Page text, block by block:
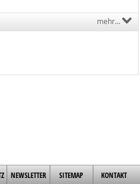
mehr...
NEWSLETTER SITEMAP KONTAKT